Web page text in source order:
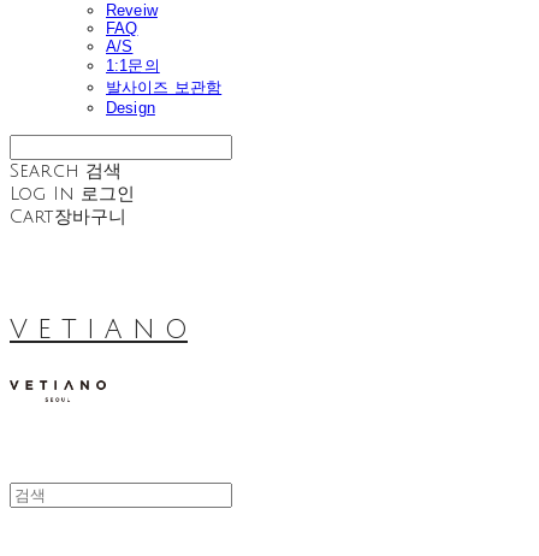
Reveiw
FAQ
A/S
1:1문의
발사이즈 보관함
Design
Search 검색
Log In 로그인
Cart장바구니
V E T I A N O